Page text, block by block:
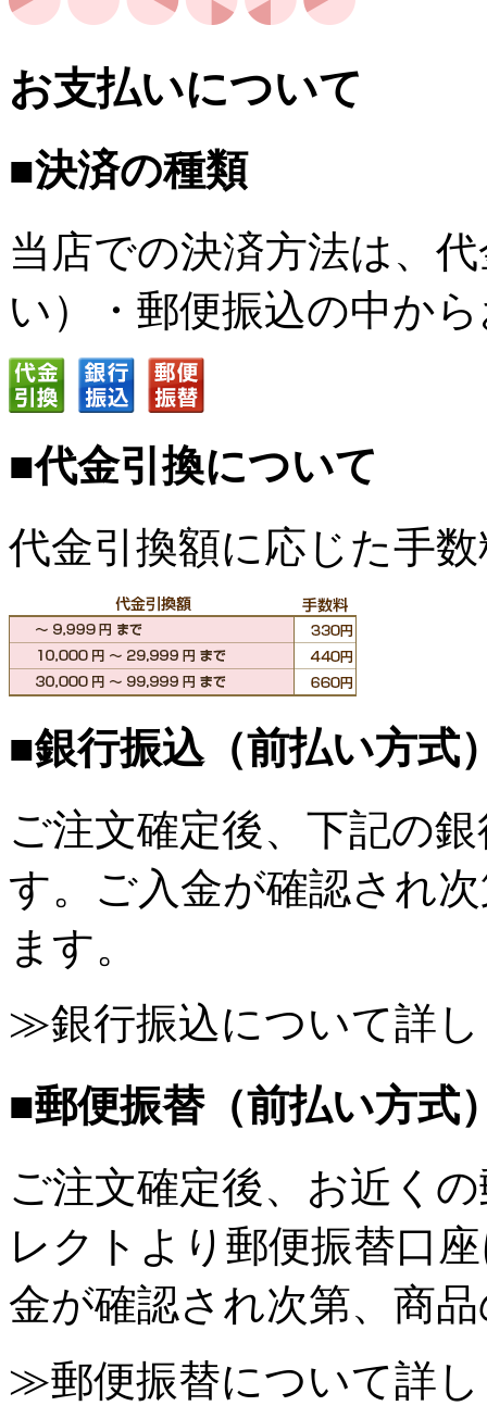
お支払いについて
■決済の種類
当店での決済方法は、
い）・郵便振込の中か
■代金引換について
代金引換額に応じた手
■銀行振込（前払い方式
ご注文確定後、下記の
す。ご入金が確認され
ます。
≫銀行振込について詳
■郵便振替（前払い方式
ご注文確定後、お近く
レクトより郵便振替口
金が確認され次第、商
≫郵便振替について詳